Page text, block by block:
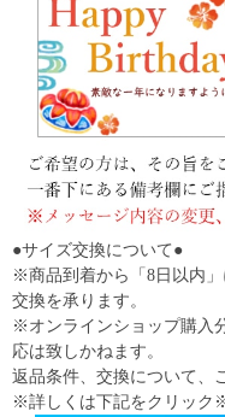
●サイズ交換について●
※商品到着から「8日以内
交換を承ります。
※オンラインショップ購入
応は致しかねます。
返品条件、交換について、
※詳しくは下記をクリック